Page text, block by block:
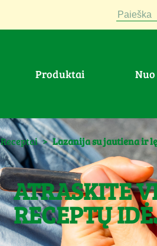
Paieška
Produktai
Receptai > Lazanija su jautiena ir
ATRASKITE
RECEPTŲ